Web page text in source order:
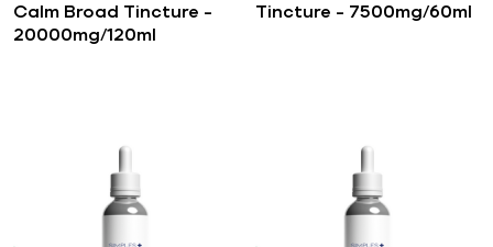
Calm Broad Tincture –
20000mg/120ml
Tincture – 7500mg/60ml